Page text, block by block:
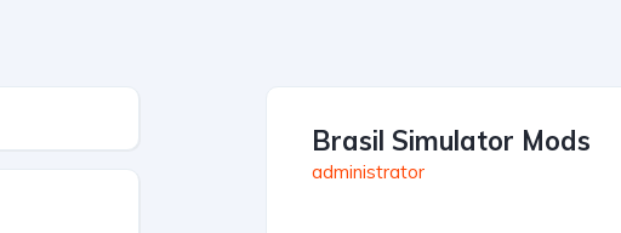
Brasil Simulator Mods
administrator